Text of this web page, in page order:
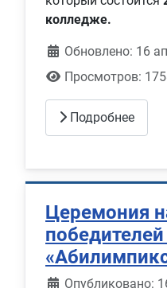
колледже.
Обновлено: 16
Просмотров:
Подробнее
Церемония
Информация о
Опубликовано: